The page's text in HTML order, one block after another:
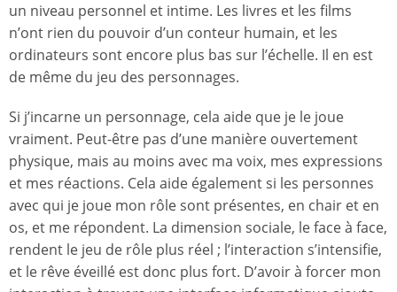
un niveau personnel et intime. Les livres et les films
n’ont rien du pouvoir d’un conteur humain, et les
ordinateurs sont encore plus bas sur l’échelle. Il en est
de même du jeu des personnages.
Si j’incarne un personnage, cela aide que je le joue
vraiment. Peut-être pas d’une manière ouvertement
physique, mais au moins avec ma voix, mes expressions
et mes réactions. Cela aide également si les personnes
avec qui je joue mon rôle sont présentes, en chair et en
os, et me répondent. La dimension sociale, le face à face,
rendent le jeu de rôle plus réel ; l’interaction s’intensifie,
et le rêve éveillé est donc plus fort. D’avoir à forcer mon